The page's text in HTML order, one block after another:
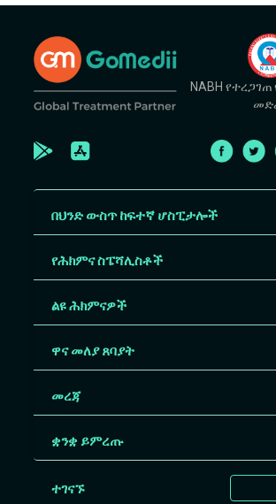
NABH
በህንድ ውስጥ ከፍተኛ ሆስፒታሎች
የሕክምና ስፔሻሊስቶች
ልዩ ሕክምናዎች
ዋና መለያ ጸባያት
መረጃ
ቋንቋ ይምረጡ
ተገናኙ